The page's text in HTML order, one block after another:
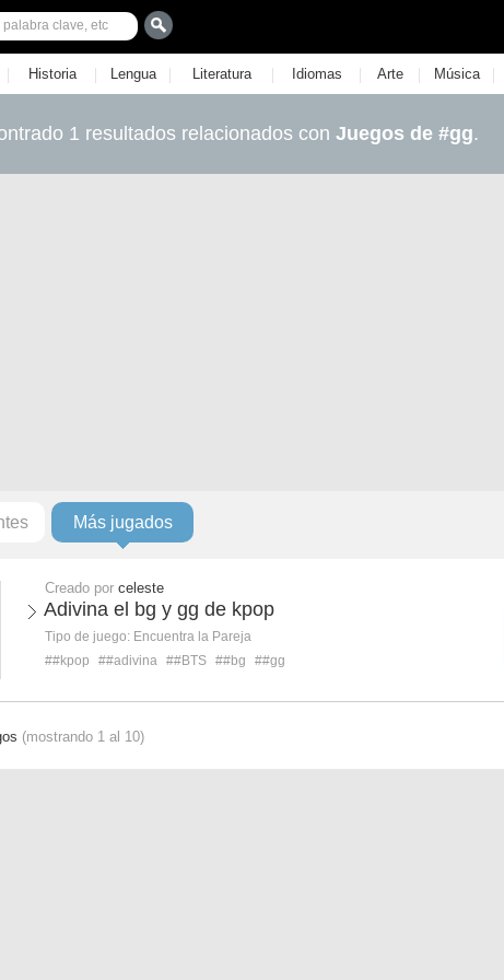
| Historia | Lengua | Literatura | Idiomas | Arte | Música |
1 resultados relacionados con Juegos de #gg.
Más jugados
Creado por celeste
Adivina el bg y gg de kpop
Tipo de juego: Encuentra la Pareja
##kpop
##adivina ##BTS ##bg ##gg
(mostrando 1 al 10)